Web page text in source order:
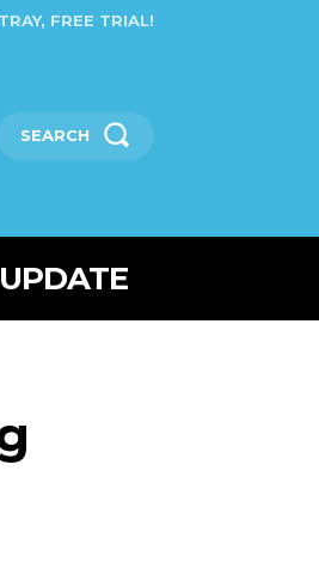
FREE TRIAL!
SEARCH